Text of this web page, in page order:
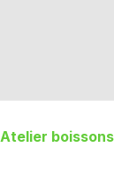
Atelier